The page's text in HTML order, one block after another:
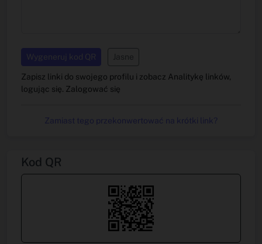
Wygeneruj kod QR Jasne
Zapisz linki do swojego profilu i zobacz Analitykę linków,
logując się. Zalogować się
Zamiast tego przekonwertować na krótki link?
Kod QR